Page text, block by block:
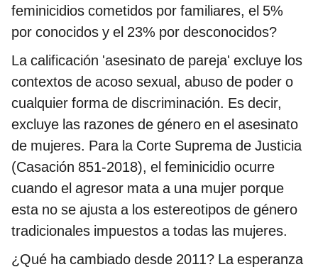
feminicidios cometidos por familiares, el 5%
por conocidos y el 23% por desconocidos?
La calificación 'asesinato de pareja' excluye los
contextos de acoso sexual, abuso de poder o
cualquier forma de discriminación. Es decir,
excluye las razones de género en el asesinato
de mujeres. Para la Corte Suprema de Justicia
(Casación 851-2018), el feminicidio ocurre
cuando el agresor mata a una mujer porque
esta no se ajusta a los estereotipos de género
tradicionales impuestos a todas las mujeres.
¿Qué ha cambiado desde 2011? La esperanza